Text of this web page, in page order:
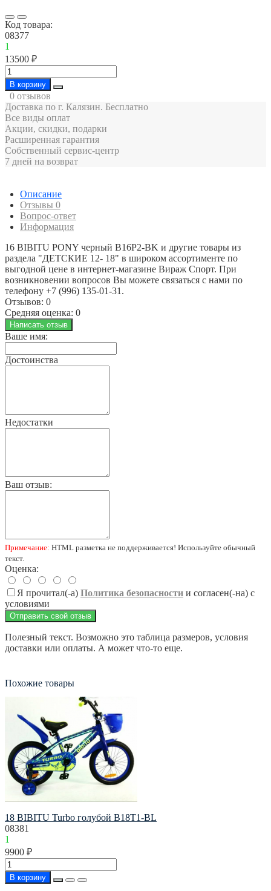
Код товара:
08377
1
13500 ₽
В корзину
0 отзывов
Доставка по г. Калязин. Бесплатно
Все виды оплат
Акции, скидки, подарки
Расширенная гарантия
Собственный сервис-центр
7 дней на возврат
Описание
Отзывы 0
Вопрос-ответ
Информация
16 BIBITU PONY черный B16P2-BK и другие товары из
раздела "ДЕТСКИЕ 12- 18" в широком ассортименте по
выгодной цене в интернет-магазине Вираж Спорт. При
возникновении вопросов Вы можете связаться с нами по
телефону +7 (996) 135-01-31.
Отзывов: 0
Средняя оценка: 0
Написать отзыв
Ваше имя:
Достоинства
Недостатки
Ваш отзыв:
Примечание: HTML разметка не поддерживается! Используйте обычный
текст.
Оценка:
Я прочитал(-а) Политика безопасности и согласен(-на) с
условиями
Отправить свой отзыв
Полезный текст. Возможно это таблица размеров, условия
доставки или оплаты. А может что-то еще.
Похожие товары
18 BIBITU Turbo голубой B18T1-BL
08381
1
9900 ₽
В корзину